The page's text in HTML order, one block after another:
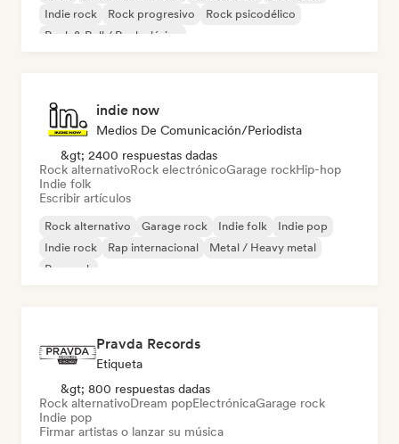
Indie rock
Rock progresivo
Rock psicodélico
Rock & Roll / Rock clásico
indie now
Medios De Comunicación/Periodista
&gt; 2400 respuestas dadas
Rock alternativoRock electrónicoGarage rockHip-hop
Indie folk
Escribir artículos
Rock alternativo Garage rock Indie folk
Indie pop
Indie rock
Rap internacional
Metal / Heavy metal
Pop rock
Pravda Records
Etiqueta
&gt; 800 respuestas dadas
Rock alternativoDream popElectrónicaGarage rock
Indie pop
Firmar artistas o lanzar su música